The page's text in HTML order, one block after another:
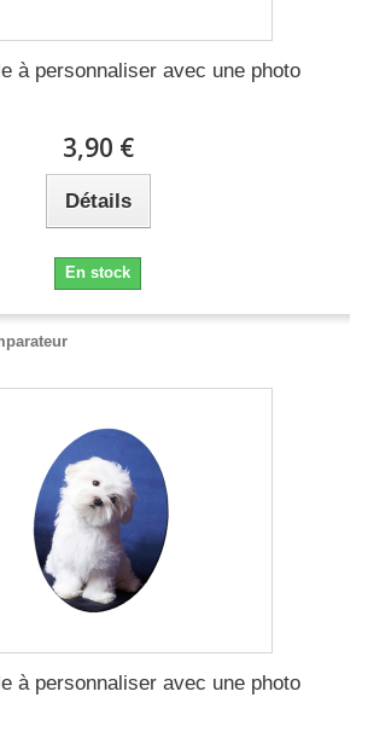
à personnaliser avec une photo
3,90 €
Détails
En stock
à personnaliser avec une photo